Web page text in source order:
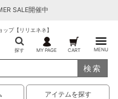
SALE開催中
プ【リリエネネ】
探す MY PAGE CART MENU
検索
アイテムを探す